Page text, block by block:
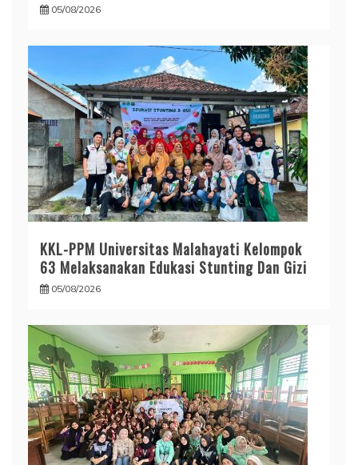
05/08/2026
KKL-PPM Universitas Malahayati Kelompok
63 Melaksanakan Edukasi Stunting Dan Gizi
05/08/2026